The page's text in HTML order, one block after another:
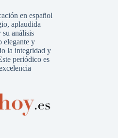
en español
aplaudida
análisis
elegante y
la integridad y
periódico es